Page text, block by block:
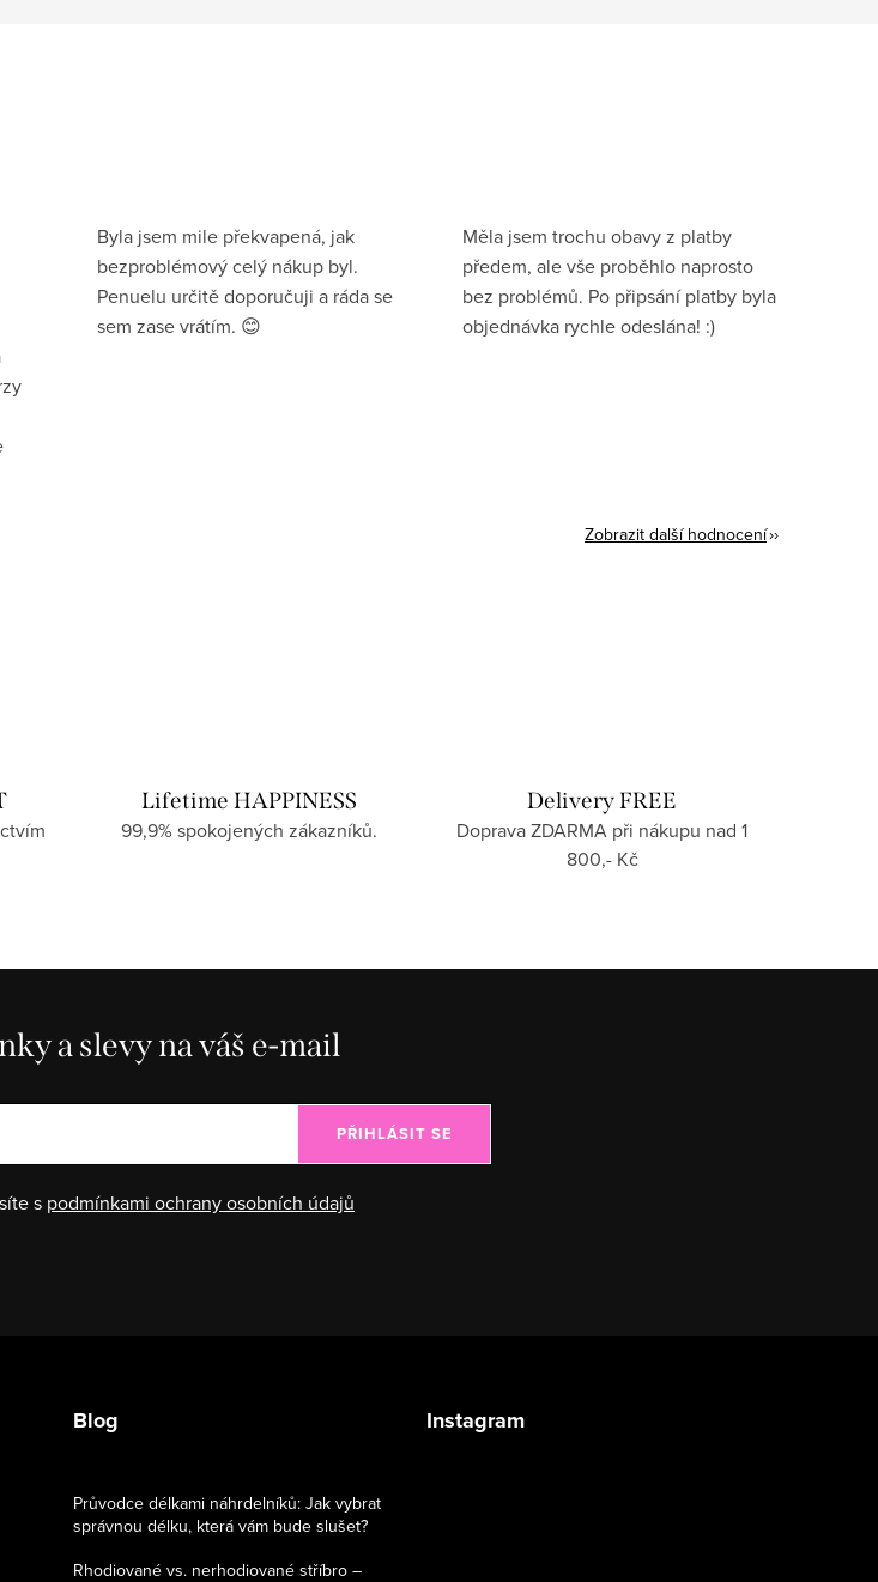
Byla jsem mile překvapená, jak
bezproblémový celý nákup byl.
Penuelu určitě doporučuji a ráda se
sem zase vrátím. 😊
Měla jsem trochu obavy z platby
předem, ale vše proběhlo naprosto
bez problémů. Po připsání platby byla
objednávka rychle odeslána! :)
Zobrazit další hodnocení
Lifetime HAPPINESS
99,9% spokojených zákazníků.
Delivery FREE
Doprava ZDARMA při nákupu nad 1
800,- Kč
a slevy na váš e-mail
s podmínkami ochrany osobních údajů
PŘIHLÁSIT SE
Blog
Průvodce délkami náhrdelníků: Jak vybrat
správnou délku, která vám bude slušet?
Rhodiované vs. nerhodiované stříbro –
Instagram